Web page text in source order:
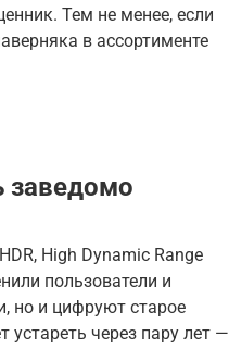
Тем не менее, если
в ассортименте
заведомо
High Dynamic Range
пользователи и
но и цифруют старое
устареть через пару лет —